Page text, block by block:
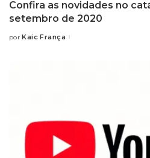
Confira as novidades no
setembro de 2020
Posted
por Kaic França